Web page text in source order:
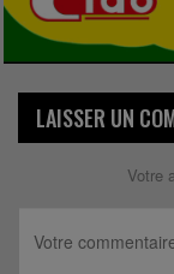
LAISSER UN
Votre